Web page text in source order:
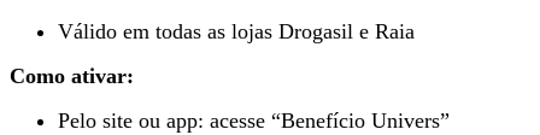
Válido em todas as lojas Drogasil e Raia
Como ativar:
Pelo site ou app: acesse “Benefício Univers”